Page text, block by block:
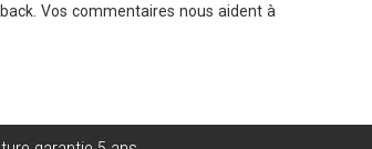
Vos commentaires nous aident à